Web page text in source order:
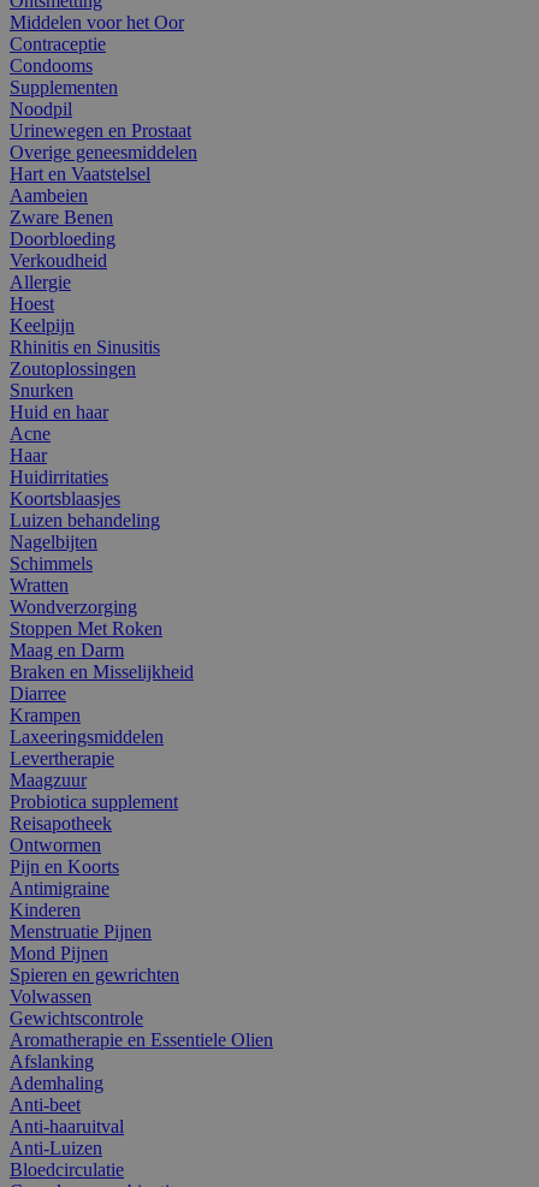
Middelen voor het Oor
Contraceptie
Condooms
Supplementen
Noodpil
Urinewegen en Prostaat
Overige geneesmiddelen
Hart en Vaatstelsel
Aambeien
Zware Benen
Doorbloeding
Verkoudheid
Allergie
Hoest
Keelpijn
Rhinitis en Sinusitis
Zoutoplossingen
Snurken
Huid en haar
Acne
Haar
Huidirritaties
Koortsblaasjes
Luizen behandeling
Nagelbijten
Schimmels
Wratten
Wondverzorging
Stoppen Met Roken
Maag en Darm
Braken en Misselijkheid
Diarree
Krampen
Laxeeringsmiddelen
Levertherapie
Maagzuur
Probiotica supplement
Reisapotheek
Ontwormen
Pijn en Koorts
Antimigraine
Kinderen
Menstruatie Pijnen
Mond Pijnen
Spieren en gewrichten
Volwassen
Gewichtscontrole
Aromatherapie en Essentiele Olien
Afslanking
Ademhaling
Anti-beet
Anti-haaruitval
Anti-Luizen
Bloedcirculatie